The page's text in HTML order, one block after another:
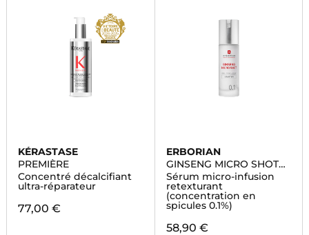
KÉRASTASE
PREMIÈRE
Concentré décalcifiant
ultra-réparateur
77,00 €
ERBORIAN
GINSENG MICRO SHOT
STARTER 0.1
Sérum micro-infusion
retexturant
(concentration en
spicules 0.1%)
58,90 €